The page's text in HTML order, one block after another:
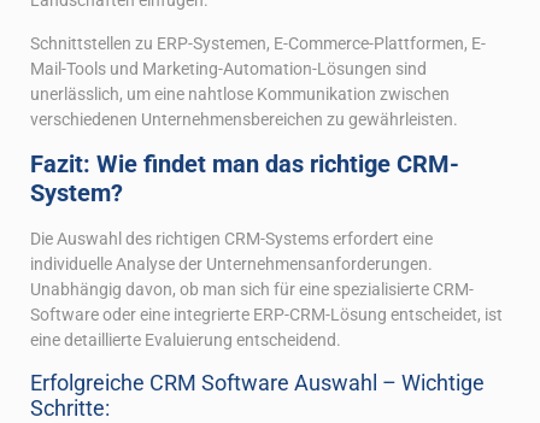
Schnittstellen zu ERP-Systemen, E-Commerce-Plattformen, E-
Mail-Tools und Marketing-Automation-Lösungen sind
unerlässlich, um eine nahtlose Kommunikation zwischen
verschiedenen Unternehmensbereichen zu gewährleisten.
Fazit: Wie findet man das richtige CRM-
System?
Die Auswahl des richtigen CRM-Systems erfordert eine
individuelle Analyse der Unternehmensanforderungen.
Unabhängig davon, ob man sich für eine spezialisierte CRM-
Software oder eine integrierte ERP-CRM-Lösung entscheidet, ist
eine detaillierte Evaluierung entscheidend.
Erfolgreiche CRM Software Auswahl – Wichtige
Schritte: